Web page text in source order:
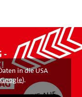
in die USA
).